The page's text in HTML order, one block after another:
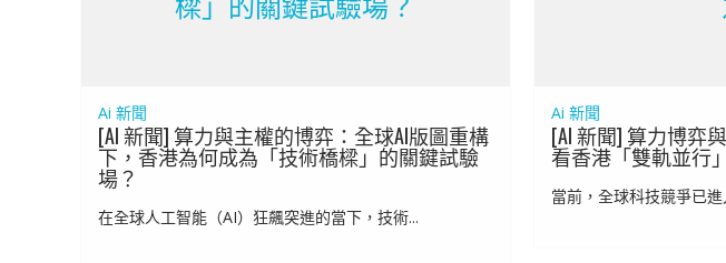
Ai 新聞
[AI 新聞] 算力與主權的博弈：全球AI版圖重構
下，香港為何成為「技術橋樑」的關鍵試驗
場？
在全球人工智能（AI）狂飆突進的當下，技術...
Ai 新聞
[AI 新聞] 算力博弈
看香港「雙軌並行
當前，全球科技競爭已